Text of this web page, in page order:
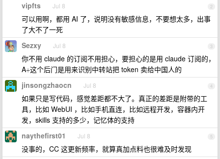
2
vipfts Jul 8
可以用啊，都用 AI 了，说明没有敏感信息，不要想太多，出事
了大不了一死
3
Sezxy Jul 8
你不用 claude 的订阅不用担心，要担心的是用 claude 订阅的，
A÷这个后门是用来识别中转站把 token 卖给中国人的
4
jinsongzhaocn Jul 8
如果只是写代码，感觉差距都不大了。真正的差距是附带的工
具，比如 WebUI ，比如手机直连，比如远程开发，容器内开
发，skills 支持的多少，记忆体的支持
5
naythefirst01 Jul 8
没事的，CC 这更新频率，就算真加点料也很难及时发现